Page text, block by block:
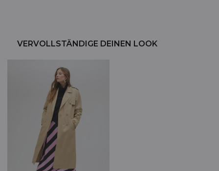
VERVOLLSTÄNDIGE DEINEN LOOK